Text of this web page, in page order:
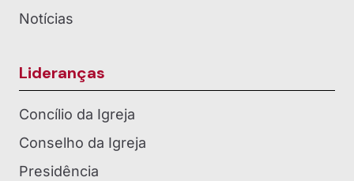
Notícias
Lideranças
Concílio da Igreja
Conselho da Igreja
Presidência